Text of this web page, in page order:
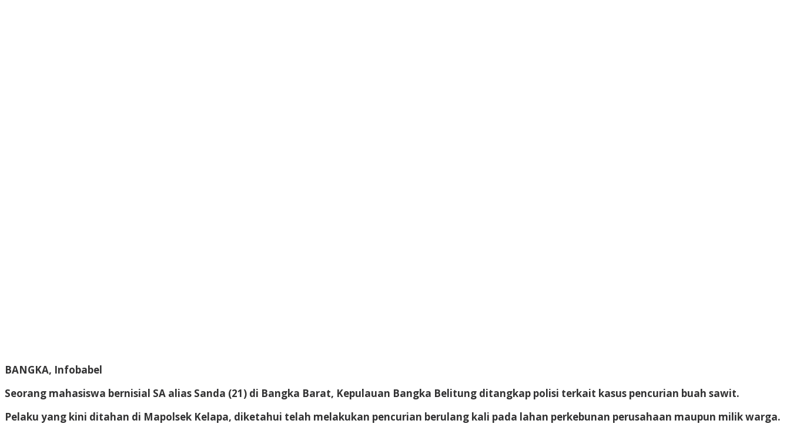
BANGKA, Infobabel
Seorang mahasiswa bernisial SA alias Sanda (21) di Bangka Barat, Kepulauan Bangka Belitung ditangkap polisi terkait kasus pencurian buah sawit.
Pelaku yang kini ditahan di Mapolsek Kelapa, diketahui telah melakukan pencurian berulang kali pada lahan perkebunan perusahaan maupun milik warga.